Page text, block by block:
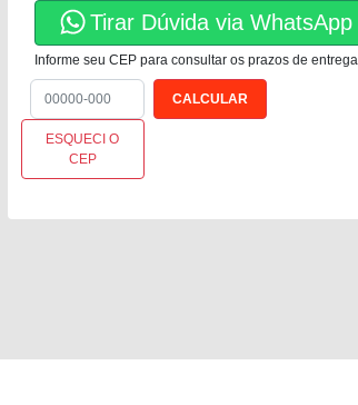
Tirar Dúvida via WhatsApp
Informe seu CEP para consultar os prazos de entrega
ESQUECI O
CEP